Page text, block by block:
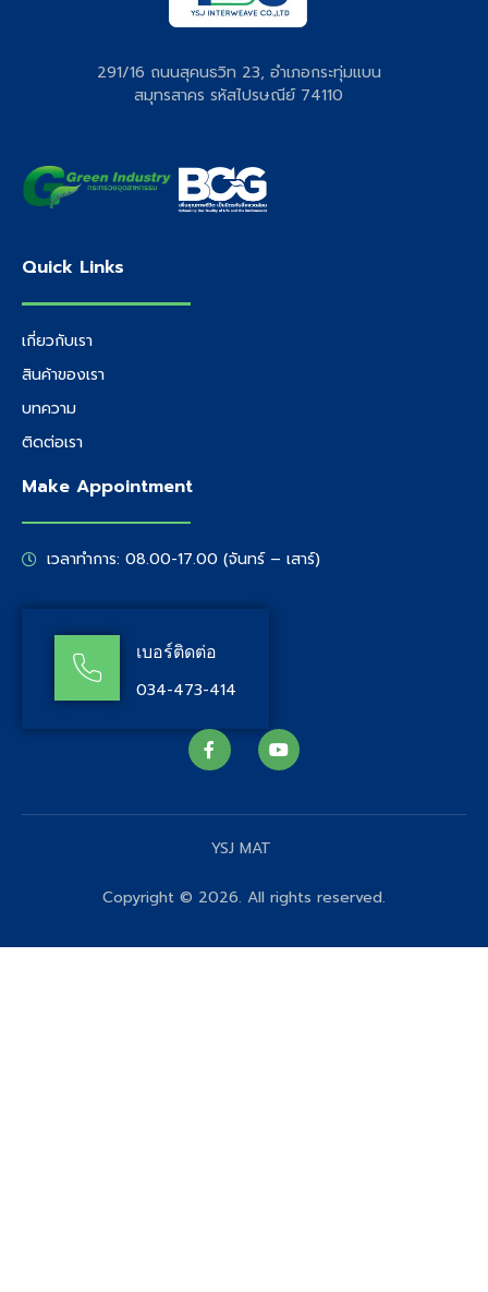
291/16 ถนนสุคนธวิท 23, อำเภอกระทุ่มแบน
สมุทรสาคร รหัสไปรษณีย์ 74110
Quick Links
เกี่ยวกับเรา
สินค้าของเรา
บทความ
ติดต่อเรา
Make Appointment
เวลาทำการ: 08.00-17.00 (จันทร์ – เสาร์)
เบอร์ติดต่อ
034-473-414
YSJ MAT
Copyright © 2026. All rights reserved.